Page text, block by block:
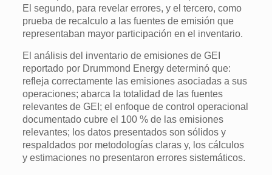
El segundo, para revelar errores, y el tercero, como
prueba de recalculo a las fuentes de emisión que
representaban mayor participación en el inventario.
El análisis del inventario de emisiones de GEI
reportado por Drummond Energy determinó que:
refleja correctamente las emisiones asociadas a sus
operaciones; abarca la totalidad de las fuentes
relevantes de GEI; el enfoque de control operacional
documentado cubre el 100 % de las emisiones
relevantes; los datos presentados son sólidos y
respaldados por metodologías claras y, los cálculos
y estimaciones no presentaron errores sistemáticos.